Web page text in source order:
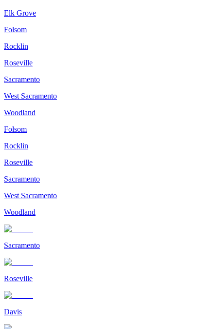
Elk Grove
Folsom
Rocklin
Roseville
Sacramento
West Sacramento
Woodland
Folsom
Rocklin
Roseville
Sacramento
West Sacramento
Woodland
Sacramento
Roseville
Davis